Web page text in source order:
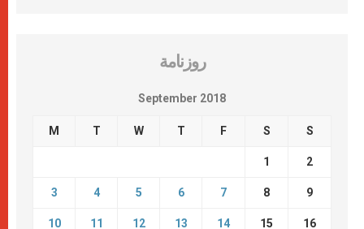
روزنامة
September 2018
M T W T F S S
1 2
3 4 5 6 7 8 9
10 11 12 13 14 15 16